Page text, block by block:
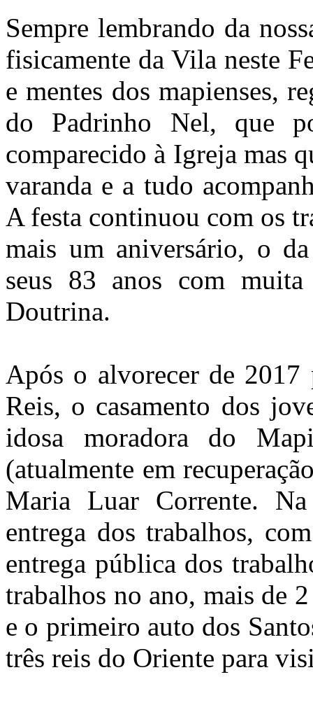
Sempre lembrando da
fisicamente da Vila neste
e mentes dos mapienses,
do Padrinho Nel, que
comparecido à Igreja mas
varanda e a tudo
A festa continuou com os
mais um aniversário, o
seus 83 anos com
Doutrina.
Após o alvorecer de 2017
Reis, o casamento dos
idosa moradora do
(atualmente em
Maria Luar Corrente.
entrega dos trabalhos,
entrega pública dos
trabalhos no ano, mais de
e o primeiro auto dos
três reis do Oriente para